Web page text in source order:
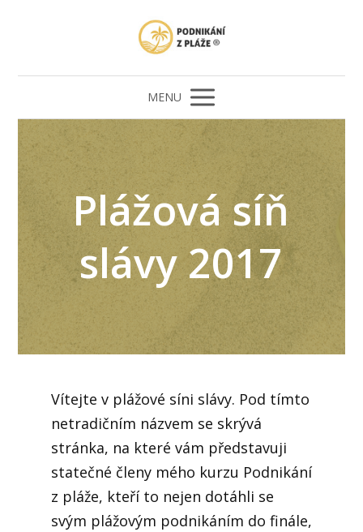
MENU
Plážová síň
slávy 2017
Vítejte v plážové síni slávy. Pod tímto
netradičním názvem se skrývá
stránka, na které vám představuji
statečné členy mého kurzu Podnikání
z pláže, kteří to nejen dotáhli se
svým plážovým podnikáním do finále,